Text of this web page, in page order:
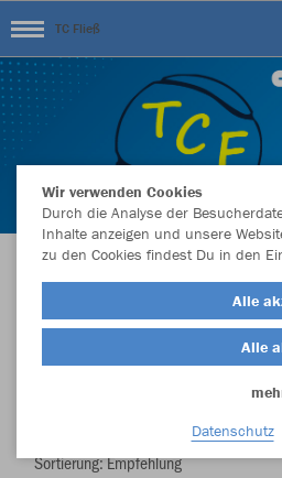
TC Fließ
Herzlich Willkommen im
Wir verwenden Cookies
Durch die Analyse der
Inhalte anzeigen und unsere
zu den Cookies findest Du in den
Alle
Alle
Datenschutz